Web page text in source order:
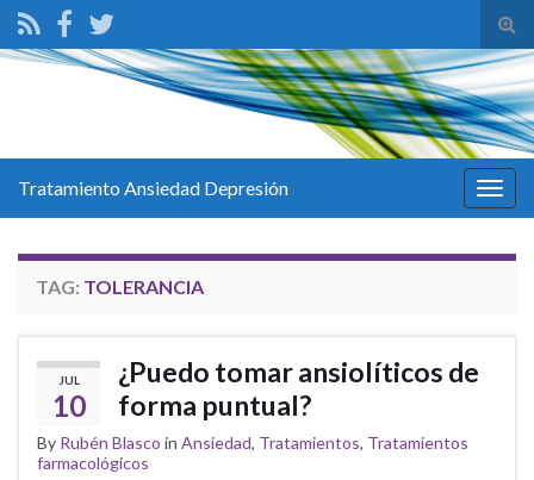
Tratamiento Ansiedad Depresión
TAG: TOLERANCIA
JUL
10
¿Puedo tomar ansiolíticos de
forma puntual?
By Rubén Blasco in Ansiedad, Tratamientos, Tratamientos
farmacológicos